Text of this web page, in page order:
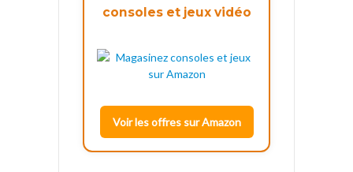
consoles et jeux vidéo
Voir les offres sur Amazon